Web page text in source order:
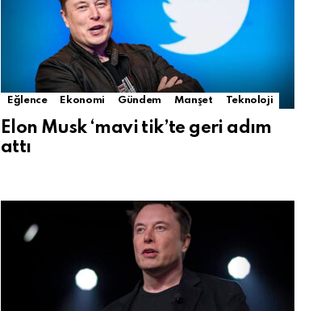
Eğlence Ekonomi Gündem Manşet Teknoloji
Elon Musk ‘mavi tik’te geri adım
attı